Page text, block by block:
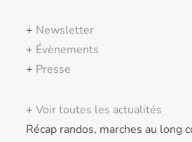
+ Newsletter
+ Évènements
+ Presse
+Voir toutes les actualités
Récap randos, marches au long